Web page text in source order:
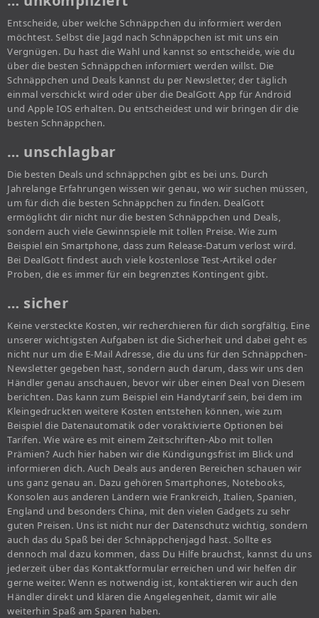
Entscheide, über welche Schnäppchen du informiert werden
möchtest. Selbst die Jagd nach Schnäppchen ist mit uns ein
Vergnügen. Du hast die Wahl und kannst so entscheide, wie du
über die besten Schnäppchen informiert werden willst. Die
Schnäppchen und Deals kannst du per Newsletter, der täglich
einmal verschickt wird oder über die DealGott App für Android
und Apple IOS erhalten. Du entscheidest und wir bringen dir die
besten Schnäppchen.
… unschlagbar
Die besten Deals und schnäppchen gibt es bei uns. Durch
Jahrelange Erfahrungen wissen wir genau, wo wir suchen müssen,
um für dich die besten Schnäppchen zu finden. DealGott
ermöglicht dir nicht nur die besten Schnäppchen und Deals,
sondern auch viele Gewinnspiele mit tollen Preise. Wie zum
Beispiel ein Smartphone, dass zum Release-Datum verlost wird.
Bei DealGott findest auch viele kostenlose Test-Artikel oder
Proben, die es immer für ein begrenztes Kontingent gibt.
… sicher
Keine versteckte Kosten, wir recherchieren für dich sorgfältig. Eine
unserer wichtigsten Aufgaben ist die Sicherheit und dabei geht es
nicht nur um die E-Mail Adresse, die du uns für den Schnäppchen-
Newsletter gegeben hast, sondern auch darum, dass wir uns den
Händler genau anschauen, bevor wir über einen Deal von Diesem
berichten. Das kann zum Beispiel ein Handytarif sein, bei dem im
Kleingedruckten weitere Kosten entstehen können, wie zum
Beispiel die Datenautomatik oder voraktivierte Optionen bei
Tarifen. Wie wäre es mit einem Zeitschriften-Abo mit tollen
Prämien? Auch hier haben wir die Kündigungsfrist im Blick und
informieren dich. Auch Deals aus anderen Bereichen schauen wir
uns ganz genau an. Dazu gehören Smartphones, Notebooks,
Konsolen aus anderen Ländern wie Frankreich, Italien, Spanien,
England und besonders China, mit den vielen Gadgets zu sehr
guten Preisen. Uns ist nicht nur der Datenschutz wichtig, sondern
auch das du Spaß bei der Schnäppchenjagd hast. Sollte es
dennoch mal dazu kommen, dass Du Hilfe brauchst, kannst du uns
jederzeit über das Kontaktformular erreichen und wir helfen dir
gerne weiter. Wenn es notwendig ist, kontaktieren wir auch den
Händler direkt und klären die Angelegenheit, damit wir alle
weiterhin Spaß am Sparen haben.